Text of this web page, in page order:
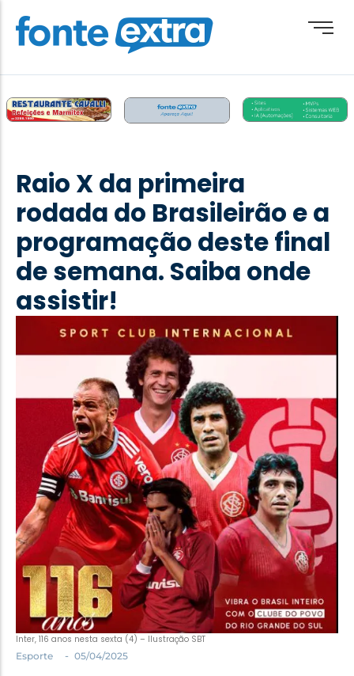
Destaque
Esporte
Geral
Obituário
Paraguai
Política
Santa Helena e Região
Saúde e Bem-Estar
Raio X da primeira
rodada do Brasileirão e a
programação deste final
de semana. Saiba onde
assistir!
Inter, 116 anos nesta sexta (4) – Ilustração SBT
Esporte
- 05/04/2025